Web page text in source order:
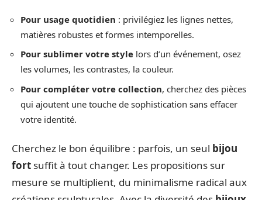
Pour usage quotidien : privilégiez les lignes nettes,
matières robustes et formes intemporelles.
Pour sublimer votre style lors d’un événement, osez
les volumes, les contrastes, la couleur.
Pour compléter votre collection, cherchez des pièces
qui ajoutent une touche de sophistication sans effacer
votre identité.
Cherchez le bon équilibre : parfois, un seul bijou
fort suffit à tout changer. Les propositions sur
mesure se multiplient, du minimalisme radical aux